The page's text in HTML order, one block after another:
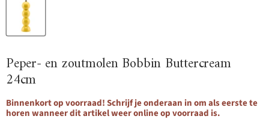
Peper- en zoutmolen Bobbin Buttercream
24cm
Binnenkort op voorraad! Schrijf je onderaan in om als eerste te
horen wanneer dit artikel weer online op voorraad is.